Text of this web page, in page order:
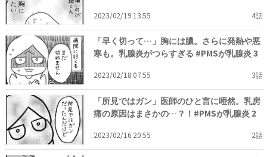
2023/02/19 13:55 4話
「早く切って…」胸には膿。さらに発熱や悪
寒も。乳腺炎がつらすぎる #PMSが乳腺炎 3
2023/02/18 07:55 3話
「所見ではガン」医師のひと言に唖然。乳房
痛の原因はまさかの…？！#PMSが乳腺炎 2
2023/02/16 20:55 2話